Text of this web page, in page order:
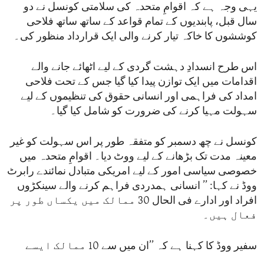
یہی وجہ ہے کہ اقوامِ متحدہ کی سلامتی کونسل نے دو
سال قبل، پابندیوں کے تمام قواعد کے ساتھ ساتھ فلاحی
کوششوں کا خاکہ تیار کرنے والی ایک قرارداد منظور کی۔
اس طرح انسدادِ دہشت گردی کے لیے اٹھائے جانے والے
اقدامات میں ایک توازن پیدا کیا گیا جس کے تحت فلاحی
امداد کی فراہمی اور انسانی حقوق کی تنظیموں کے لیے
سہولت مہیا کرنے کی ضرورت کو شامل کیا گیا۔
کونسل نے چھ دسمبر کو متفقہ طور پر اس سہولت کو غیر
معینہ مدت تک بڑھانے کے لیے ووٹ دیا۔ اقوامِ متحدہ میں
خصوصی سیاسی امور کے لیے امریکی متبادل نمائندے رابرٹ
ووڈ نے کہا: ’’ انسانی ہمدردی فراہم کرنے والے سینکڑوں
افراد اور ادارے فی الحال 30 ممالک میں یکساں طور پر
فعال ہیں۔
سفیر ووڈ کا کہنا ہے کہ ’’ان میں سے 10 ممالک ایسے